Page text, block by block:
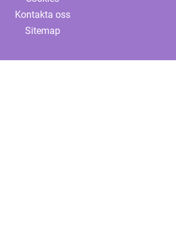
Kontakta oss
Sitemap